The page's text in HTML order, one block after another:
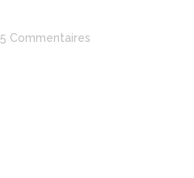
5 Commentaires